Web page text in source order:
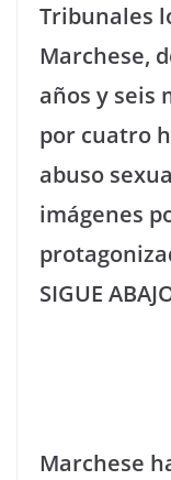
Tribunales
Marchese,
años y seis
por cuatro
abuso
imágenes
SIGUE
Marchese